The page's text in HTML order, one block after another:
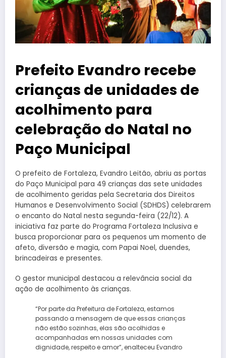
Prefeito Evandro recebe
crianças de unidades de
acolhimento para
celebração do Natal no
Paço Municipal
O prefeito de Fortaleza, Evandro Leitão, abriu as portas
do Paço Municipal para 49 crianças das sete unidades
de acolhimento geridas pela Secretaria dos Direitos
Humanos e Desenvolvimento Social (SDHDS) celebrarem
o encanto do Natal nesta segunda-feira (22/12). A
iniciativa faz parte do Programa Fortaleza Inclusiva e
busca proporcionar para os pequenos um momento de
afeto, diversão e magia, com Papai Noel, duendes,
brincadeiras e presentes.
O gestor municipal destacou a relevância social da
ação de acolhimento às crianças.
“Por parte da Prefeitura de Fortaleza, estamos
passando a mensagem de que essas crianças
não estão sozinhas, elas são acolhidas e
acompanhadas em nossas unidades com
dignidade, respeito e amor”, enalteceu Evandro